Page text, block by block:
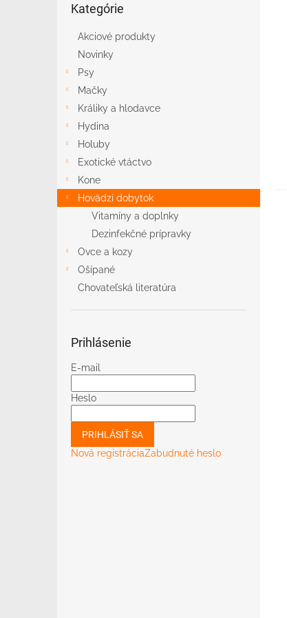
kategórie
Kategórie
Akciové produkty
Novinky
Psy
Mačky
Králiky a hlodavce
Hydina
Holuby
Exotické vtáctvo
Kone
Hovädzí dobytok
Vitamíny a doplnky
Dezinfekčné prípravky
Ovce a kozy
Ošípané
Chovateľská literatúra
Prihlásenie
E-mail
Heslo
PRIHLÁSIŤ SA
Nová registráciaZabudnuté heslo